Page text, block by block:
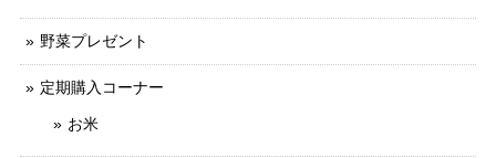
野菜プレゼント
定期購入コーナー
お米